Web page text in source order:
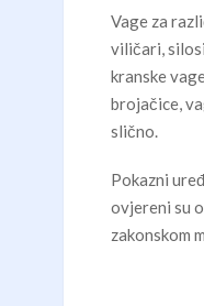
Vage za
viličari,
kranske
brojačice,
slično.
Pokazni
ovjereni su
zakonskom